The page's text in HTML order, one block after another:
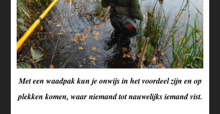
Met een waadpak kun je onwijs in het voordeel zijn en op
plekken komen, waar niemand tot nauwelijks iemand vist.